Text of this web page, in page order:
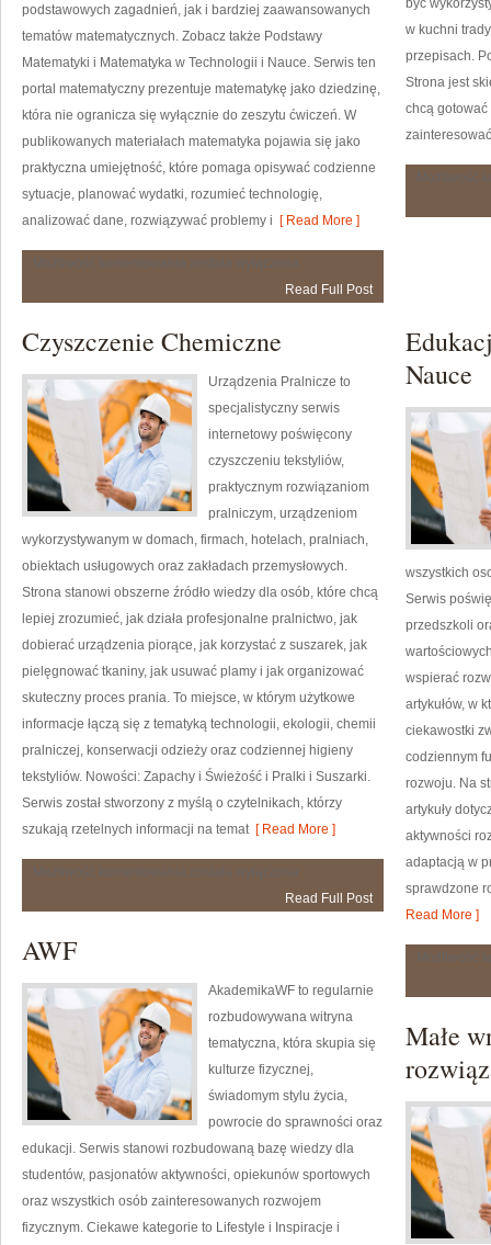
podstawowych zagadnień, jak i bardziej zaawansowanych
tematów matematycznych. Zobacz także Podstawy
Matematyki i Matematyka w Technologii i Nauce. Serwis ten
portal matematyczny prezentuje matematykę jako dziedzinę,
która nie ogranicza się wyłącznie do zeszytu ćwiczeń. W
publikowanych materiałach matematyka pojawia się jako
praktyczna umiejętność, które pomaga opisywać codzienne
sytuacje, planować wydatki, rozumieć technologię,
analizować dane, rozwiązywać problemy i [ Read More ]
Read Full Post
być
w kuchni
przepisach.
Strona jest
chcą gotować
Czyszczenie Chemiczne
Urządzenia Pralnicze to
specjalistyczny serwis
internetowy poświęcony
czyszczeniu tekstyliów,
praktycznym rozwiązaniom
pralniczym, urządzeniom
wykorzystywanym w domach, firmach, hotelach, pralniach,
obiektach usługowych oraz zakładach przemysłowych.
Strona stanowi obszerne źródło wiedzy dla osób, które chcą
lepiej zrozumieć, jak działa profesjonalne pralnictwo, jak
dobierać urządzenia piorące, jak korzystać z suszarek, jak
pielęgnować tkaniny, jak usuwać plamy i jak organizować
skuteczny proces prania. To miejsce, w którym użytkowe
informacje łączą się z tematyką technologii, ekologii, chemii
pralniczej, konserwacji odzieży oraz codziennej higieny
tekstyliów. Nowości: Zapachy i Świeżość i Pralki i Suszarki.
Serwis został stworzony z myślą o czytelnikach, którzy
szukają rzetelnych informacji na temat[ Read More ]
Read Full Post
Nauce
wszystkich
Serwis
przedszkoli
wspierać
artykułów, w
ciekawostki
codziennym
rozwoju. Na
artykuły
aktywności
adaptacją w
sprawdzone
Read More ]
AWF
AkademikaWF to regularnie
rozbudowywana witryna
tematyczna, która skupia się
kulturze fizycznej,
świadomym stylu życia,
powrocie do sprawności oraz
edukacji. Serwis stanowi rozbudowaną bazę wiedzy dla
studentów, pasjonatów aktywności, opiekunów sportowych
oraz wszystkich osób zainteresowanych rozwojem
fizycznym. Ciekawe kategorie to Lifestyle i Inspiracje i
Małe